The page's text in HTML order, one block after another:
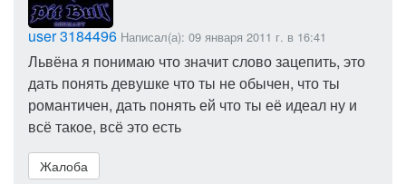
user 3184496 Написал(а): 09 января 2011 г. в 16:41
Львёна я понимаю что значит слово зацепить, это
дать понять девушке что ты не обычен, что ты
романтичен, дать понять ей что ты её идеал ну и
всё такое, всё это есть
Жалоба